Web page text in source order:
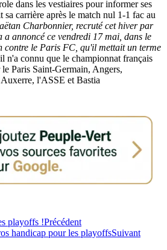
dans les vestiaires pour informer ses
carrière après le match nul 1-1 fac au
Charbonnier, recruté cet hiver par
annoncé ce vendredi 17 mai, dans le
contre le Paris FC, qu'il mettait un terme
n'a connu que le championnat français
Paris Saint-Germain, Angers,
l'ASSE et Bastia
playoffs !Précédent
handicap pour les playoffsSuivant